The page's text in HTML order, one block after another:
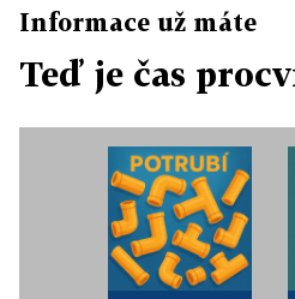
Informace už máte
Teď je čas